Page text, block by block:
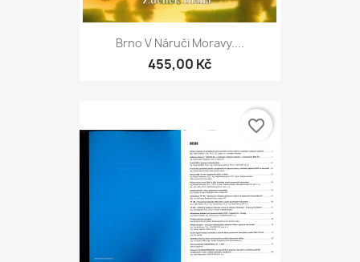
Brno V Náruči Moravy....
455,00 Kč
favorite_border